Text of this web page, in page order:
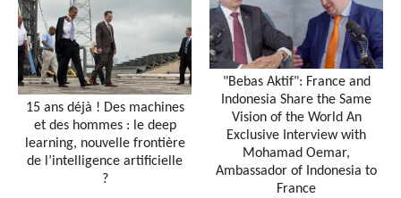
15 ans déjà ! Des machines
et des hommes : le deep
learning, nouvelle frontière
de l’intelligence artificielle
?
"Bebas Aktif": France and
Indonesia Share the Same
Vision of the World An
Exclusive Interview with
Mohamad Oemar,
Ambassador of Indonesia to
France